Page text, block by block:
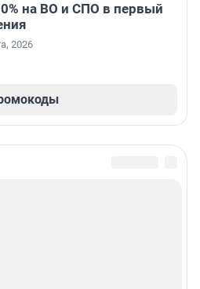
на ВО и СПО в первый
2026